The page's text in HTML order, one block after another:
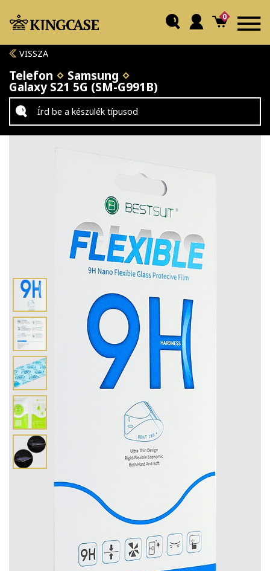
0
VISSZA
Telefon Samsung
Galaxy S21 5G (SM-G991B)